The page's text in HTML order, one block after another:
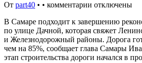
От part40 • • комментарии отключены
В Самаре подходит к завершению
по улице Дачной, которая свяжет
и Железнодорожный районы. Дорога
чем на 85%, сообщает глава Самары
этап строительства дороги начался в